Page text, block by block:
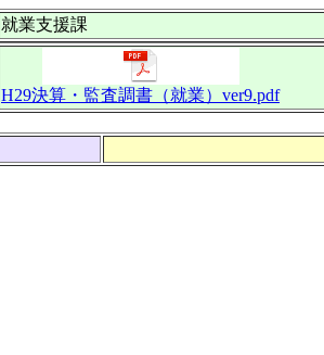
就業支援課
H29決算・監査調書（就業）ver9.pdf